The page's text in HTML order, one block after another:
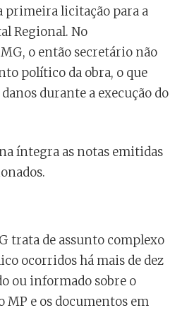
primeira licitação para a
Regional. No
o então secretário não
político da obra, o que
durante a execução do
íntegra as notas emitidas
trata de assunto complexo
ocorridos há mais de dez
ou informado sobre o
MP e os documentos em